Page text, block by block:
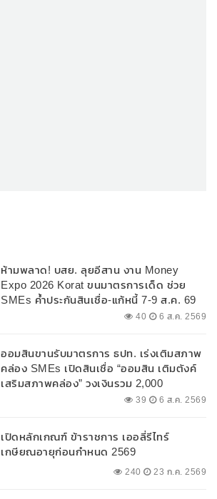
ห้ามพลาด! บสย. ลุยอีสาน งาน Money
Expo 2026 Korat ขนมาตรการเด็ด ช่วย
SMEs ค้ำประกันสินเชื่อ-แก้หนี้ 7-9 ส.ค. 69
40 6 ส.ค. 2569
ออมสินขานรับมาตรการ ธปท. เร่งเติมสภาพ
คล่อง SMEs เปิดสินเชื่อ “ออมสิน เติมตังค์
เสริมสภาพคล่อง” วงเงินรวม 2,000
ลบ.สนับสนุนเงินทุนหมุนเวียนวงเงินกู้สูงสุด
39 6 ส.ค. 2569
เปิดหลักเกณฑ์ ข้าราชการ เออลี่รีไทร์
เกษียณอายุก่อนกำหนด 2569
240 23 ก.ค. 2569